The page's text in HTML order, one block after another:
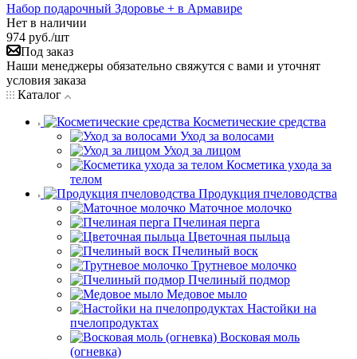
Набор подарочный Здоровье + в Армавире
Нет в наличии
974 руб./шт
Под заказ
Наши менеджеры обязательно свяжутся с вами и уточнят
условия заказа
Каталог
Косметические средства
Уход за волосами
Уход за лицом
Косметика ухода за
телом
Продукция пчеловодства
Маточное молочко
Пчелиная перга
Цветочная пыльца
Пчелиный воск
Трутневое молочко
Пчелиный подмор
Медовое мыло
Настойки на
пчелопродуктах
Восковая моль
(огневка)